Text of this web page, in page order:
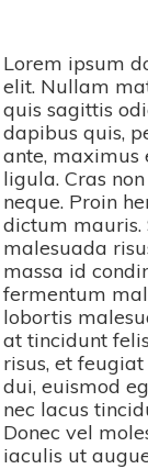
Lorem ipsum
elit. Nullam
quis sagittis
dapibus quis,
ante, maximus
ligula. Cras
neque. Proin
dictum mauris.
malesuada
massa id
fermentum
lobortis
at tincidunt
risus, et
dui, euismod
nec lacus
Donec vel
iaculis ut